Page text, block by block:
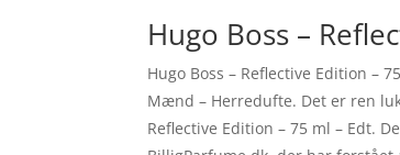
Hugo Boss –
Hugo Boss – Reflective Edition –
Mænd – Herredufte. Det er ren
Reflective Edition – 75 ml – Edt.